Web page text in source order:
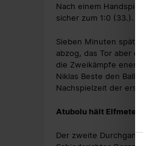
Nach einem
sicher zum 1:0 (33.).
Sieben Minuten
abzog, das Tor aber
die Zweikämpfe
Niklas Beste den Ball
Nachspielzeit der
Atubolu hält Elfmeter
Der zweite